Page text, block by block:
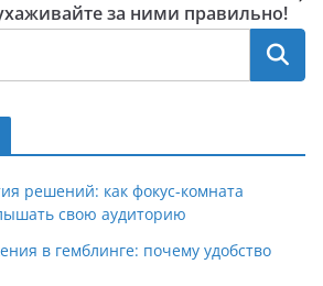
за ними правильно!
решений: как фокус-комната
свою аудиторию
в гемблинге: почему удобство